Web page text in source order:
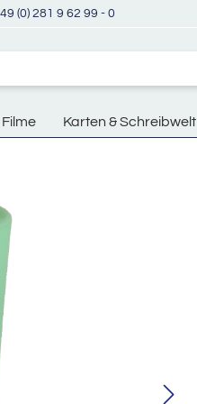
(0) 281 9 62 99 - 0
Karten & Schreibwelt